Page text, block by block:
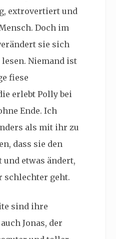
extrovertiert und
Doch im
sie sich
Niemand ist
fiese
erlebt Polly bei
Ende. Ich
als mit ihr zu
dass sie den
etwas ändert,
schlechter geht.
sind ihre
Jonas, der